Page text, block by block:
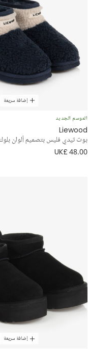
إضافة سريعة
الموسم الجديد
Liewood
بوت تيدي فليس بتصميم ألوان
UK£ 48.00
إضافة سريعة